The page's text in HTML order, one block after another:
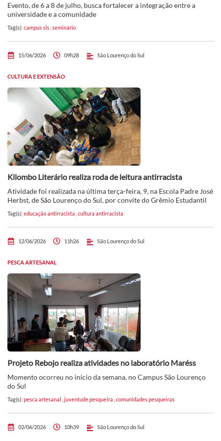
Evento, de 6 a 8 de julho, busca fortalecer a integração entre a
universidade e a comunidade
Tag(s): campus sls seminário
15/06/2026 09h28 São Lourenço do Sul
CULTURA E EXTENSÃO
Kilombo Literário realiza roda de leitura antirracista
Atividade foi realizada na última terça-feira, 9, na Escola Padre José
Herbst, de São Lourenço do Sul, por convite do Grêmio Estudantil
Tag(s): educação antirracista cultura antirracista
12/06/2026 11h26 São Lourenço do Sul
PESCA ARTESANAL
Projeto Rebojo realiza atividades no laboratório Maréss
Momento ocorreu no início da semana, no Campus São Lourenço
do Sul
Tag(s): pesca artesanal juventude pesqueira comunidades pesqueiras
02/06/2026 10h39 São Lourenço do Sul